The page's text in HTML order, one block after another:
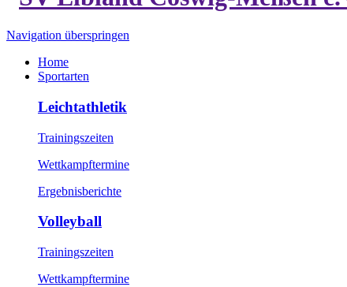
Navigation überspringen
Home
Sportarten
Leichtathletik
Trainingszeiten
Wettkampftermine
Ergebnisberichte
Volleyball
Trainingszeiten
Wettkampftermine